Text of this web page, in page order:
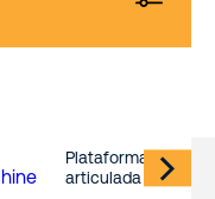
Plataforma
articulada